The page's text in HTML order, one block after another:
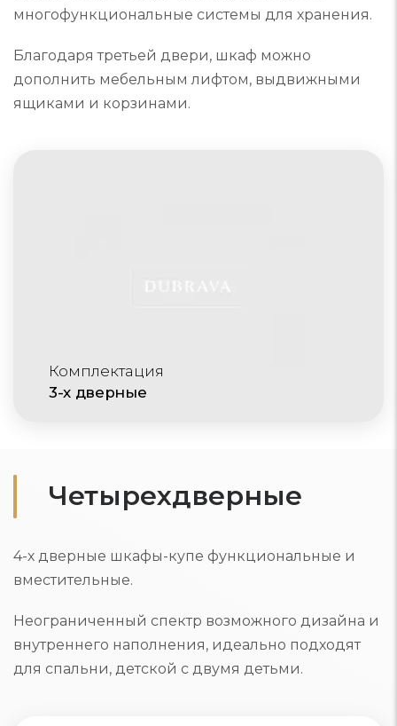
Комплектация
3-х дверные
многофункциональные системы для хранения.
Благодаря третьей двери, шкаф можно
дополнить мебельным лифтом, выдвижными
ящиками и корзинами.
Четырехдверные
4-х дверные шкафы-купе функциональные и
вместительные.
Неограниченный спектр возможного дизайна и
внутреннего наполнения, идеально подходят
для спальни, детской с двумя детьми.